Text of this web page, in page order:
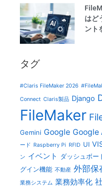
はど
ント
タグ
#Claris FileMaker 2026
Connect Claris製品 Django
FileMaker
Gemini Google Google
ード Raspberry Pi RFID UI
ン イベント ダッシュボー
グイン機能 不動産 外部保
業務システム 業務効率化